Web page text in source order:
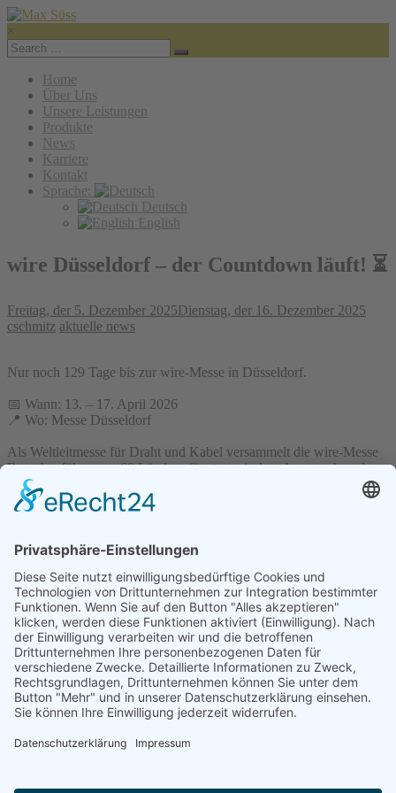
Max
INDUSTRIAL
YARNS
×
Home
Über Uns
Unsere Leistungen
Produkte
News
Karriere
Kontakt
Sprache:
Deutsch
English
wire Düsseldorf – der Countdown läuft! ⏳
Freitag, der 5. Dezember 2025Dienstag, der 16. Dezember 2025
cschmitz aktuelle news
Nur noch 129 Tage bis zur wire-Messe in Düsseldorf.
📅 Wann: 13. – 17. April 2026
📍 Wo: Messe Düsseldorf
Als Weltleitmesse für Draht und Kabel versammelt die wire-Messe
Branchenführer aus 60 Ländern für strategischen Austausch und
Innovationen.
Auch 2026 sind wir wieder mit dabei! Besuchen Sie uns und
unserer beiden Unternehmen.
Nutzen Sie die Gelegenheit, um mit uns über aktuelle
Herausforderungen, maßgeschneiderte
Lösungen und Zukunftstrends ins Gespräch zu kommen. 💬
Wir freuen uns darauf, Sie in Düsseldorf zu begrüßen!